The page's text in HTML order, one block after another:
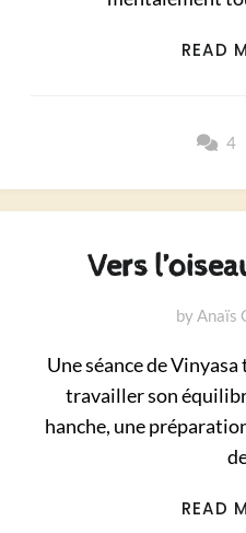
READ
4
Vers
byAnaïs
Une séance de
travailler son
hanche, une
READ